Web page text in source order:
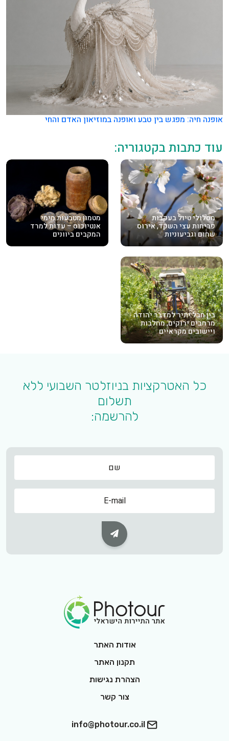
אופנה חיה: מפגש בין טבע ואופנה במוזיאון האדם והחי
עוד כתבות בקטגוריה:
מסלולי טיול בעקבות
פריחות עצי השקד, אירוס
שחום וגביעוניות
מטמון מטבעות מימי
אנטיוכוס – עדות למרד
המקבים ביוונים
בין חבל יתיר למדבר יהודה -
מרחבים ירוקים, מחלבות
ויישובים מקראיים
כל האטרקציות בניוזלטר השבועי ללא
תשלום
להרשמה:
שם
שם
Subscribe Button
אודות האתר
תקנון האתר
הצהרת נגישות
צור קשר
info@photour.co.il